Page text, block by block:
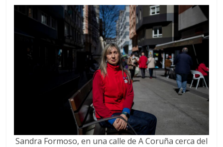
Sandra Formoso, en una calle de A Coruña cerca del